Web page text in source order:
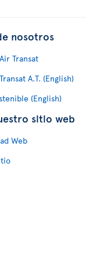
nosotros
Transat
A.T. (English)
(English)
sitio web
Web